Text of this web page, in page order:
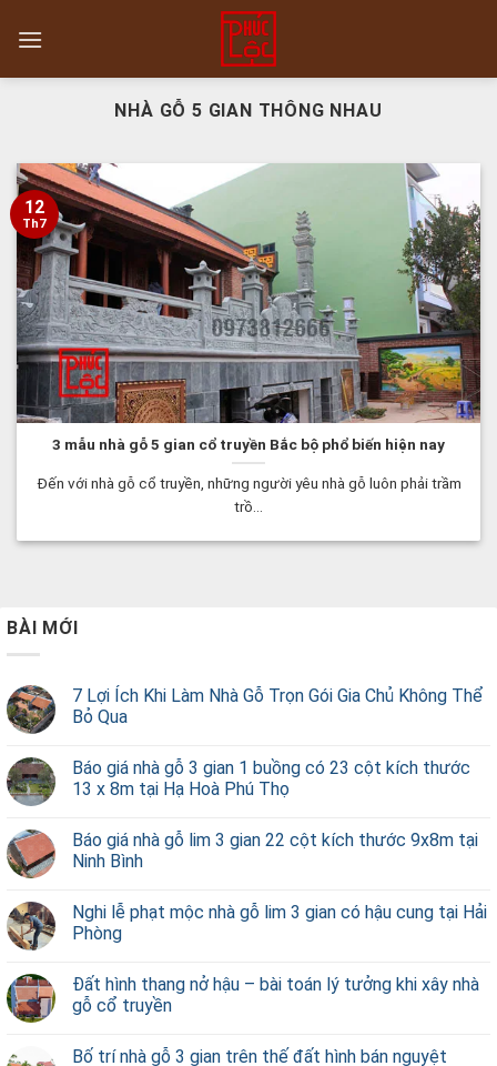
NHÀ GỖ 5 GIAN THÔNG NHAU
3 mẫu nhà gỗ 5 gian cổ truyền Bắc bộ phổ biến hiện nay
Đến với nhà gỗ cổ truyền, những người yêu nhà gỗ luôn phải trầm
trồ...
12
Th7
BÀI MỚI
7 Lợi Ích Khi Làm Nhà Gỗ Trọn Gói Gia Chủ Không Thể
Bỏ Qua
Báo giá nhà gỗ 3 gian 1 buồng có 23 cột kích thước
13 x 8m tại Hạ Hoà Phú Thọ
Báo giá nhà gỗ lim 3 gian 22 cột kích thước 9x8m tại
Ninh Bình
Nghi lễ phạt mộc nhà gỗ lim 3 gian có hậu cung tại Hải
Phòng
Đất hình thang nở hậu – bài toán lý tưởng khi xây nhà
gỗ cổ truyền
Bố trí nhà gỗ 3 gian trên thế đất hình bán nguyệt